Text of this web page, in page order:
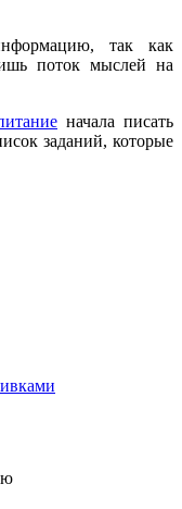
так как
поток мыслей на
начала писать
заданий, которые